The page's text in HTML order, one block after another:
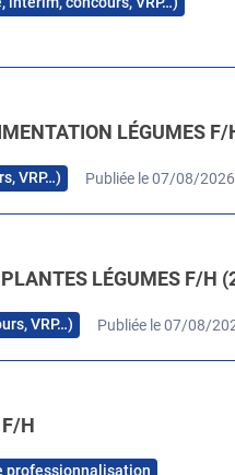
LÉGUMES
VRP…) Publiée le 07/08/2026
LÉGUMES F/H
VRP…) Publiée le 07/08/
F/H
professionnalisation